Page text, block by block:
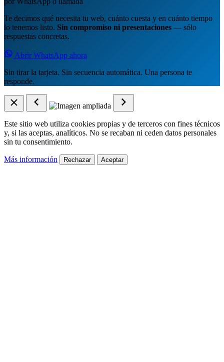
Te decimos qué necesita tu web, cuánto cuesta y en cuánto tiempo
lo tenemos listo. Sin compromiso ni presentaciones — sólo
respuestas concretas.
Abrir WhatsApp ahora
Sin tirar la tarjeta. Sin secuencia automática. Una persona te
responde.
Este sitio web utiliza cookies propias y de terceros con fines técnicos
y, si las aceptas, analíticos. No se recaban ni ceden datos personales
sin tu consentimiento.
Más información Rechazar Aceptar